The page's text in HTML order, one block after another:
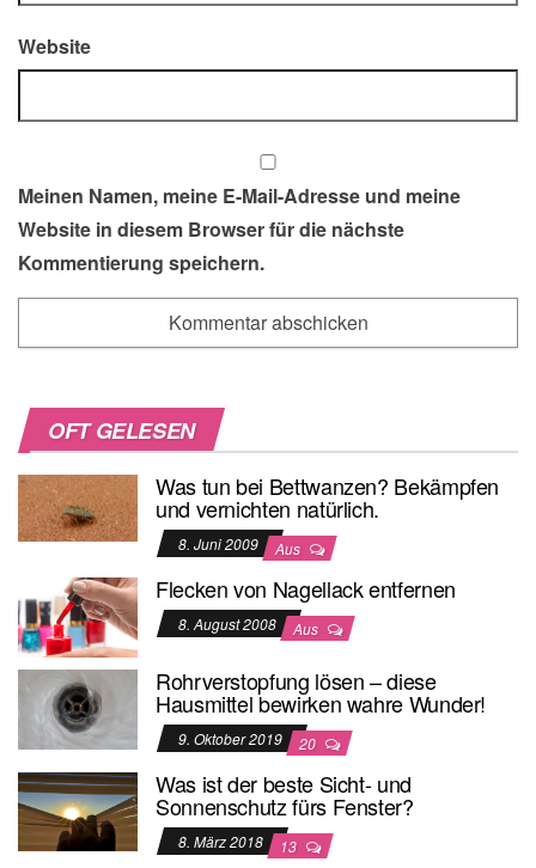
Website
Meinen Namen, meine E-Mail-Adresse und meine
Website in diesem Browser für die nächste
Kommentierung speichern.
OFT GELESEN
Was tun bei Bettwanzen? Bekämpfen
und vernichten natürlich.
8. Juni 2009 Aus
Flecken von Nagellack entfernen
8. August 2008 Aus
Rohrverstopfung lösen – diese
Hausmittel bewirken wahre Wunder!
9. Oktober 2019 20
Was ist der beste Sicht- und
Sonnenschutz fürs Fenster?
8. März 2018 13